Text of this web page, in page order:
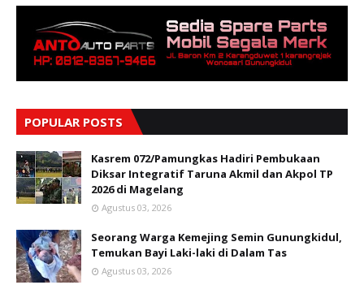
POPULAR POSTS
Kasrem 072/Pamungkas Hadiri Pembukaan
Diksar Integratif Taruna Akmil dan Akpol TP
2026 di Magelang
Agustus 03, 2026
Seorang Warga Kemejing Semin Gunungkidul,
Temukan Bayi Laki-laki di Dalam Tas
Agustus 03, 2026